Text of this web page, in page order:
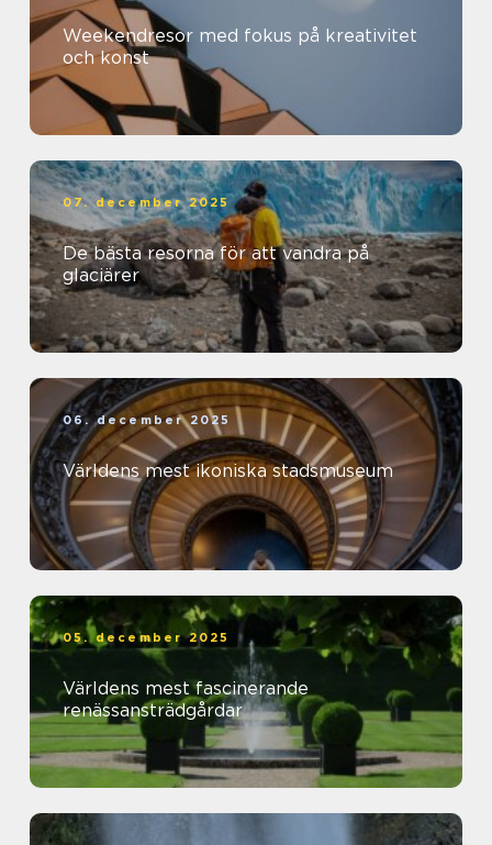
Weekendresor med fokus på kreativitet
och konst
07. december 2025
De bästa resorna för att vandra på
glaciärer
06. december 2025
Världens mest ikoniska stadsmuseum
05. december 2025
Världens mest fascinerande
renässansträdgårdar